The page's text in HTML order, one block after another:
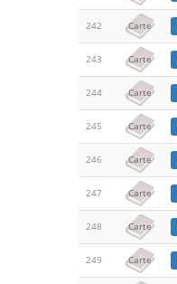
242 Carte
243 Carte
244 Carte
245 Carte
246 Carte
247 Carte
248 Carte
249 Carte